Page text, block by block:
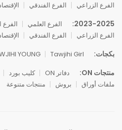
الفرع الزراعي
الفرع الفندقي
2023-2025: الفرع العلمي الفرع
الفرع الزراعي
الفرع الفندقي
بكجات: Tawjihi Girl
YOUNG
منتجات ON: دفاتر ON كليب بورد
ملفات أوراق
بروش منتجات متنوعة